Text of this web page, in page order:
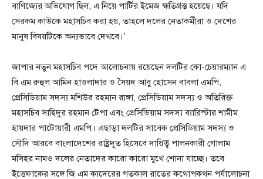
বাণিজ্যের অভিযোগ ছিল, এ নিয়ে পার্টির ইমেজ ক্ষতিগ্রস্ত হয়েছে। যদি
সেরকম কাউকে মহাসচিব করা হয়, তাহলে দলের নেতাকর্মীরা ও দেশের
মানুষ বিষয়টিকে অন্যভাবে দেখবে।’
জাপার নতুন মহাসচিব পদে আলোচনায় রয়েছেন দলটির কো-চেয়ারম্যান এ
বি এম রুহুল আমিন হাওলাদার ও সৈয়দ আবু হোসেন বাবলা এমপি,
প্রেসিডিয়াম সদস্য মশিউর রহমান রাঙ্গা, প্রেসিডিয়াম সদস্য ও অতিরিক্ত
মহাসচিব সাহিদুর রহমান টেপা এবং প্রেসিডিয়াম সদস্য ব্যারিস্টার শামীম
হায়দার পাটোয়ারী এমপি। এছাড়া দলটির সাবেক প্রেসিডিয়াম সদস্য ও
সৌদি আরবে বাংলাদেশের রাষ্ট্রদূত হিসেবে দায়িত্ব পালনকারী গোলাম
মসিহর নামও দলের নেতাদের কারো কারো মুখে শোনা যাচ্ছে। তবে
ইত্তেফাকের সঙ্গে জি এম কাদেরের গতকাল রাতের কথোপকথন পর্যালোচনা